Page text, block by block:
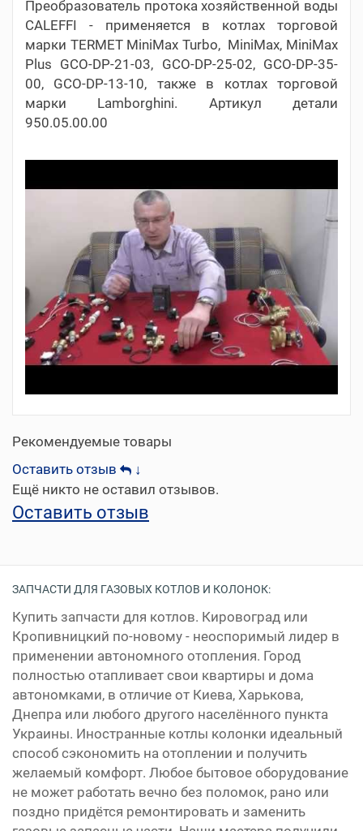
Преобразователь протока хозяйственной воды
CALEFFI - применяется в котлах торговой
марки TERMET MiniMax Turbo, MiniMax, MiniMax
Plus GCO-DP-21-03, GCO-DP-25-02, GCO-DP-35-
00, GCO-DP-13-10, также в котлах торговой
марки Lamborghini. Артикул детали
950.05.00.00
Рекомендуемые товары
Оставить отзыв
↓
Ещё никто не оставил отзывов.
Оставить отзыв
ЗАПЧАСТИ ДЛЯ ГАЗОВЫХ КОТЛОВ И КОЛОНОК:
Купить запчасти для котлов. Кировоград или
Кропивницкий по-новому - неоспоримый лидер в
применении автономного отопления. Город
полностью отапливает свои квартиры и дома
автономками, в отличие от Киева, Харькова,
Днепра или любого другого населённого пункта
Украины. Иностранные котлы колонки идеальный
способ сэкономить на отоплении и получить
желаемый комфорт. Любое бытовое оборудование
не может работать вечно без поломок, рано или
поздно придётся ремонтировать и заменить